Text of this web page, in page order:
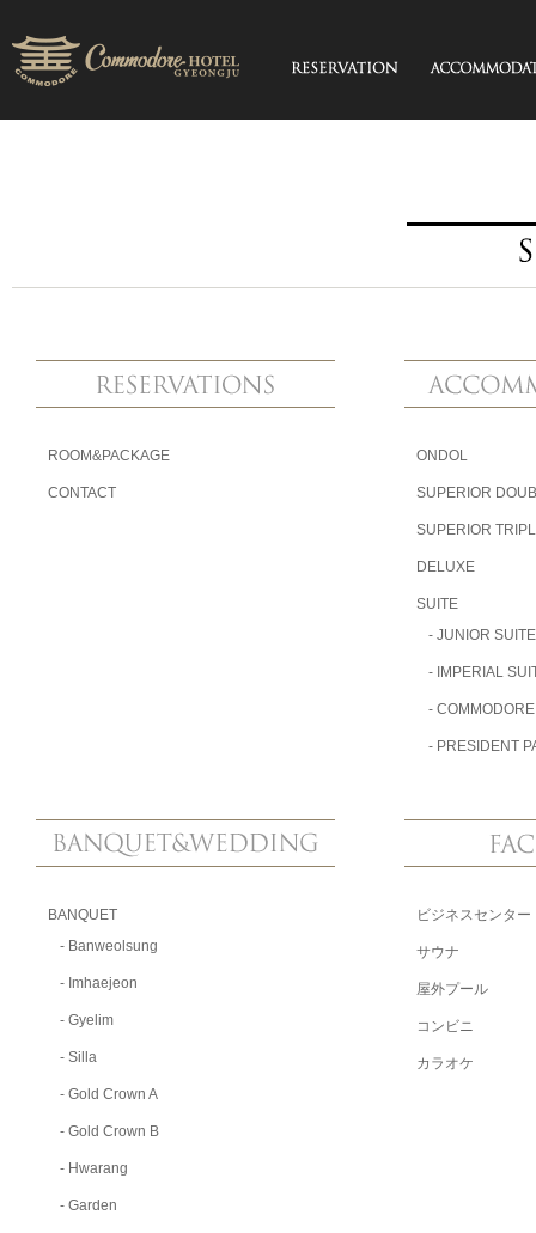
ROOM&PACKAGE
CONTACT
ONDOL
SUPERIOR
SUPERIOR
DELUXE
SUITE
- JUNIOR
- IMPERIAL
-
- PRESIDENT
BANQUET
- Banweolsung
- Imhaejeon
- Gyelim
- Silla
- Gold Crown A
- Gold Crown B
- Hwarang
- Garden
ビジネスセンター
サウナ
屋外プール
コンビニ
カラオケ